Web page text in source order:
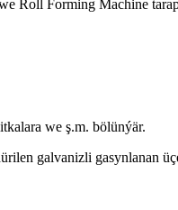
Roll Forming Machine
we ş.m. bölünýär.
galvanizli gasynlanan